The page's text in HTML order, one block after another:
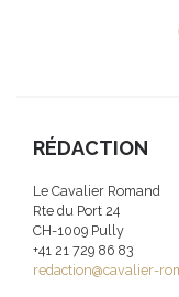
RÉDACTION
Le Cavalier Romand
Rte du Port 24
CH-1009 Pully
+41 21 729 86 83
redaction@cavalier-